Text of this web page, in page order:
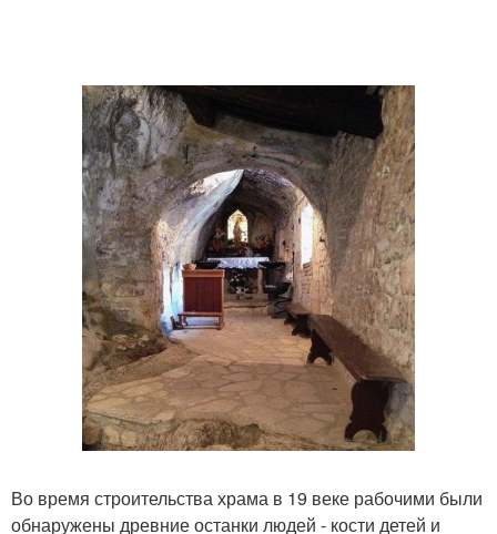
Во время строительства храма в 19 веке рабочими были
обнаружены древние останки людей - кости детей и